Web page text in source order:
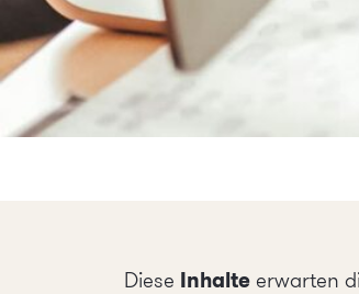
Diese Inhalte erwarten